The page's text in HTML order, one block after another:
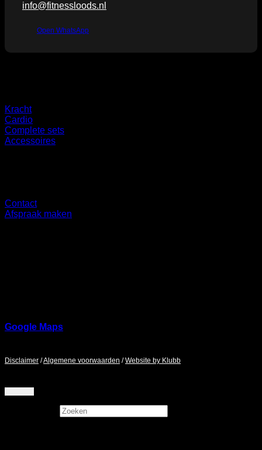
info@fitnessloods.nl
Open WhatsApp
Kracht
Cardio
Complete sets
Accessoires
Contact
Afspraak maken
Google Maps
Disclaimer /Algemene voorwaarden /Website by Klubb